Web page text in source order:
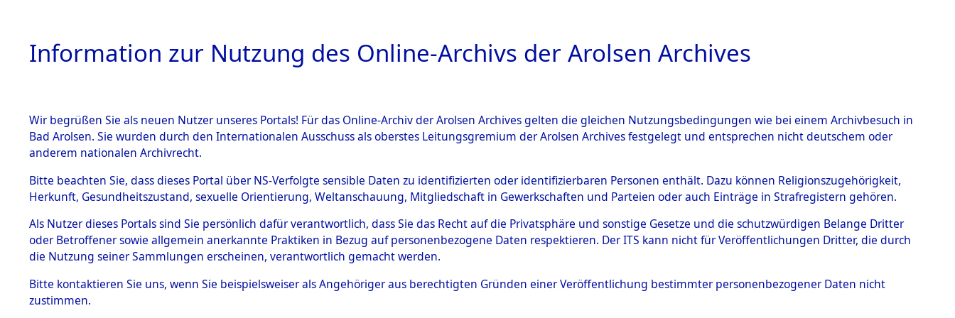
HOME BESTANDSBESCHREIBUNG ARCHIVALE ÜBERSICHT BILD
BESTÄNDE
Inhaftierungsdoku
mente
5. Verschiedenes
Todesmärsche
5.3.1 Alliierte
Ermittlung des Ablaufs und der Routen von
Evakuierungsmärschen, die Feststellung der Anzahl unbekannter
Toter aus Konzentrationslagern und der Ort ihrer Grablegungen:
Fehlanzeigen→0002 (84626236)→0275 (84626358)
Information zur Nutzung des Online-Archivs der Arolsen Archives
Wir begrüßen Sie als neuen Nutzer unseres Portals! Für das Online-Archiv der Arolsen Archives gelten die gleichen Nutzungsbedingungen wie bei einem Archivbesuch in
Bad Arolsen. Sie wurden durch den Internationalen Ausschuss als oberstes Leitungsgremium der Arolsen Archives festgelegt und entsprechen nicht deutschem oder
anderem nationalen Archivrecht.
Bitte beachten Sie, dass dieses Portal über NS-Verfolgte sensible Daten zu identifizierten oder identifizierbaren Personen enthält. Dazu können Religionszugehörigkeit,
Herkunft, Gesundheitszustand, sexuelle Orientierung, Weltanschauung, Mitgliedschaft in Gewerkschaften und Parteien oder auch Einträge in Strafregistern gehören.
Als Nutzer dieses Portals sind Sie persönlich dafür verantwortlich, dass Sie das Recht auf die Privatsphäre und sonstige Gesetze und die schutzwürdigen Belange Dritter
oder Betroffener sowie allgemein anerkannte Praktiken in Bezug auf personenbezogene Daten respektieren. Der ITS kann nicht für Veröffentlichungen Dritter, die durch
die Nutzung seiner Sammlungen erscheinen, verantwortlich gemacht werden.
Bitte kontaktieren Sie uns, wenn Sie beispielsweiser als Angehöriger aus berechtigten Gründen einer Veröffentlichung bestimmter personenbezogener Daten nicht
zustimmen.